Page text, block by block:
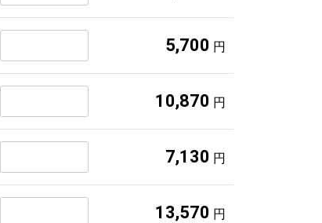
5,700 円
10,870 円
7,130 円
13,570 円